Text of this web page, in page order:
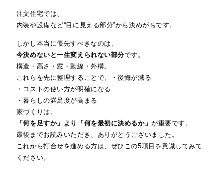
注文住宅では、
内装や設備など“目に見える部分”から決めがちです。
しかし本当に優先すべきなのは、
今決めないと一生変えられない部分です。
構造・高さ・窓・動線・外構。
これらを先に整理することで、
・後悔が減る
・コストの使い方が明確になる
・暮らしの満足度が高まる
家づくりは、
「何を足すか」より「何を最初に決めるか」が重要です。
最後までお読みいただき、ありがとうございました。
これから打合せを進める方は、 ぜひこの5項目を意識してみて
ください。